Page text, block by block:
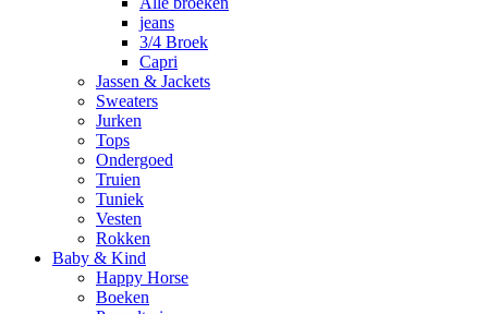
jeans
3/4 Broek
Capri
Jassen & Jackets
Sweaters
Jurken
Tops
Ondergoed
Truien
Tuniek
Vesten
Rokken
Baby & Kind
Happy Horse
Boeken